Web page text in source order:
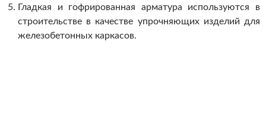
Гладкая и гофрированная арматура используются в
строительстве в качестве упрочняющих изделий для
железобетонных каркасов.